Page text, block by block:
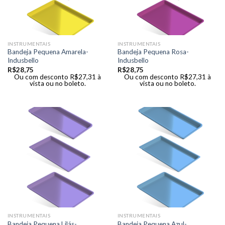
INSTRUMENTAIS
Bandeja Pequena Amarela-
Indusbello
R$28,75
Ou com desconto R$27,31 à
vista ou no boleto.
INSTRUMENTAIS
Bandeja Pequena Rosa-
Indusbello
R$28,75
Ou com desconto R$27,31 à
vista ou no boleto.
INSTRUMENTAIS INSTRUMENTAIS